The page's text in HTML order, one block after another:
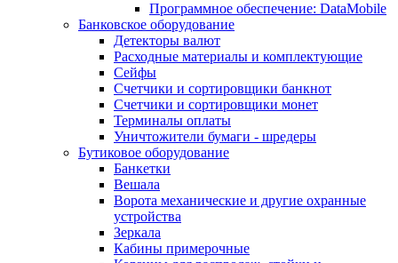
Программное обеспечение: DataMobile
Банковское оборудование
Детекторы валют
Расходные материалы и комплектующие
Сейфы
Счетчики и сортировщики банкнот
Счетчики и сортировщики монет
Терминалы оплаты
Уничтожители бумаги - шредеры
Бутиковое оборудование
Банкетки
Вешала
Ворота механические и другие охранные
устройства
Зеркала
Кабины примерочные